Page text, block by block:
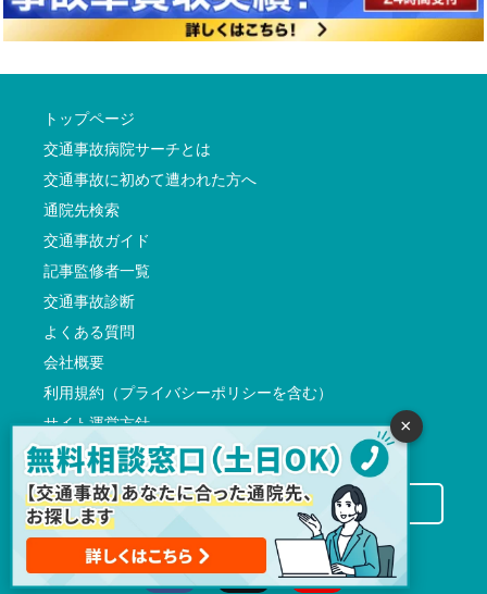
トップページ
交通事故病院サーチとは
交通事故に初めて遭われた方へ
通院先検索
交通事故ガイド
記事監修者一覧
交通事故診断
よくある質問
会社概要
利用規約（プライバシーポリシーを含む）
サイト運営方針
反社会的勢力に対する基本方針
交通事故病院サーチに掲載希望の先生方へ
×